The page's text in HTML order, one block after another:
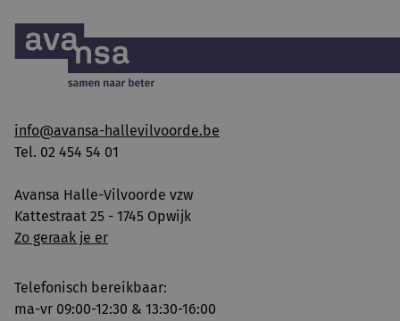
info@avansa-hallevilvoorde.be
Tel. 02 454 54 01
Avansa Halle-Vilvoorde vzw
Kattestraat 25 - 1745 Opwijk
Zo geraak je er
Telefonisch bereikbaar:
ma-vr 09:00-12:30 & 13:30-16:00